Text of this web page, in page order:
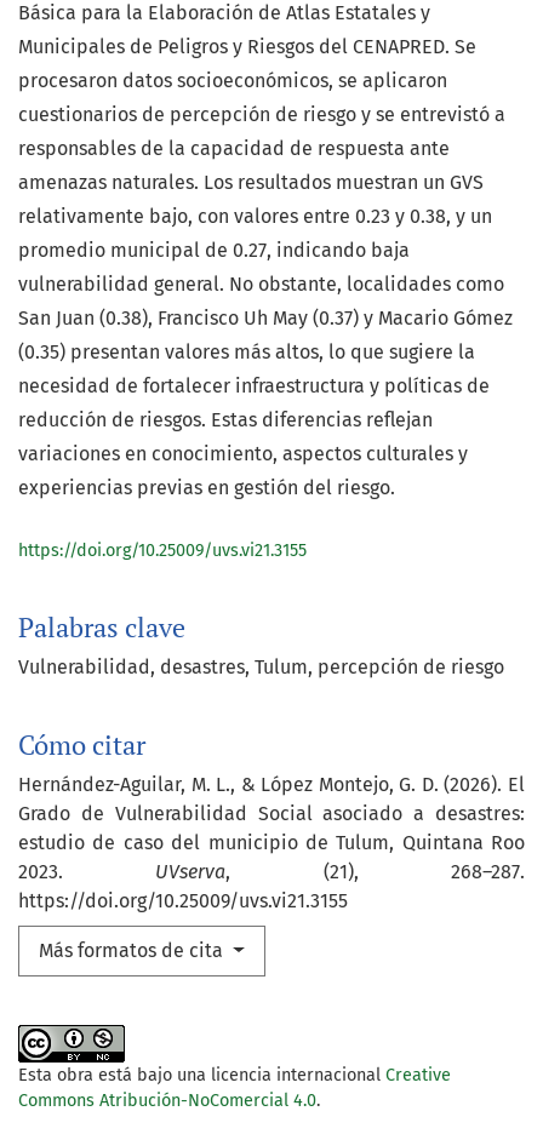
Palabras clave
Vulnerabilidad, desastres, Tulum, percepción de riesgo
Cómo citar
Hernández-Aguilar, M. L., & López Montejo, G. D. (2026). El
Grado de Vulnerabilidad Social asociado a desastres:
estudio de caso del municipio de Tulum, Quintana Roo
2023. UVserva, (21), 268–287.
https://doi.org/10.25009/uvs.vi21.3155
Más formatos de cita
Básica para la Elaboración de Atlas Estatales y
Municipales de Peligros y Riesgos del CENAPRED. Se
procesaron datos socioeconómicos, se aplicaron
cuestionarios de percepción de riesgo y se entrevistó a
responsables de la capacidad de respuesta ante
amenazas naturales. Los resultados muestran un GVS
relativamente bajo, con valores entre 0.23 y 0.38, y un
promedio municipal de 0.27, indicando baja
vulnerabilidad general. No obstante, localidades como
San Juan (0.38), Francisco Uh May (0.37) y Macario Gómez
(0.35) presentan valores más altos, lo que sugiere la
necesidad de fortalecer infraestructura y políticas de
reducción de riesgos. Estas diferencias reflejan
variaciones en conocimiento, aspectos culturales y
experiencias previas en gestión del riesgo.
https://doi.org/10.25009/uvs.vi21.3155
Esta obra está bajo una licencia internacional Creative
Commons Atribución-NoComercial 4.0.